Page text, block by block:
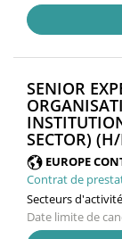
SENIOR
SECTOR)
EUROPE
Contrat de
Secteurs
Date limite de